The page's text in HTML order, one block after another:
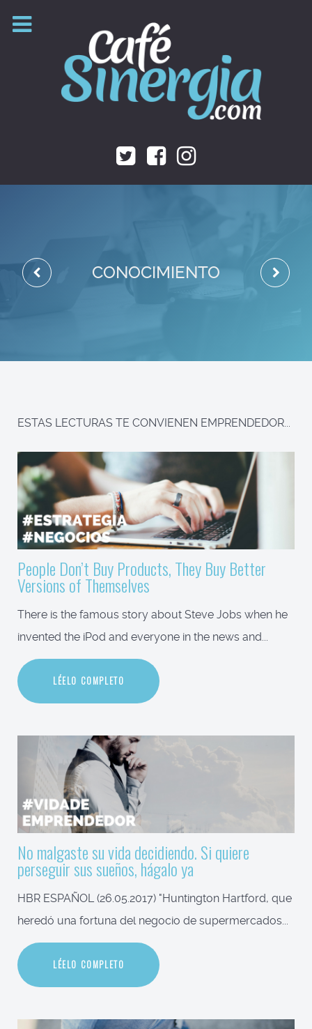
CONOCIMIENTO
ESTAS LECTURAS TE CONVIENEN EMPRENDEDOR...
People Don’t Buy Products, They Buy Better
Versions of Themselves
There is the famous story about Steve Jobs when he
invented the iPod and everyone in the news and...
LÉELO COMPLETO
No malgaste su vida decidiendo. Si quiere
perseguir sus sueños, hágalo ya
HBR ESPAÑOL (26.05.2017) "Huntington Hartford, que
heredó una fortuna del negocio de supermercados...
LÉELO COMPLETO